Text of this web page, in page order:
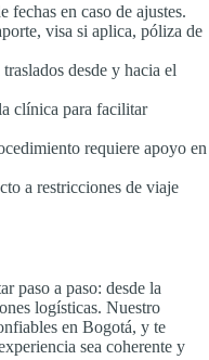
fechas en caso de ajustes.
visa si aplica, póliza de
traslados desde y hacia el
clínica para facilitar
requiere apoyo en
a restricciones de viaje
paso a paso: desde la
logísticas. Nuestro
en Bogotá, y te
sea coherente y